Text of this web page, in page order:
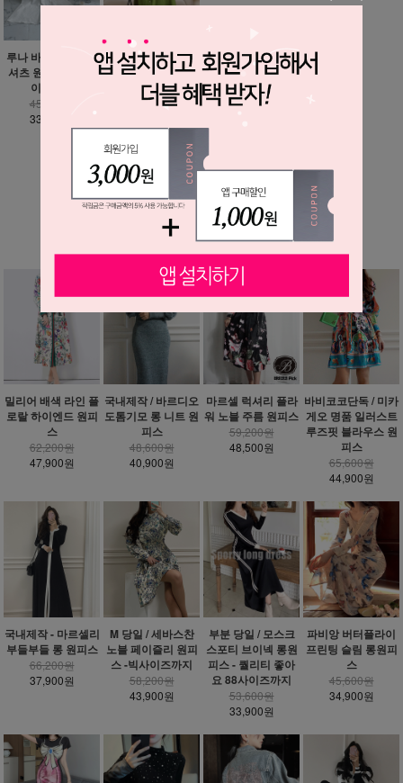
루나 바스락 루즈핏
셔츠 원피스 - 빅사
이즈까지
45,600원
33,900원
올리브 그린 셔츠 원
피스
45,900원
35,900원
MORE ▼
베스트 상품
밀리어 배색 라인 플
로랄 하이엔드 원피
스
62,200원
47,900원
국내제작 / 바르디오
도톰기모 롱 니트 원
피스
48,600원
40,900원
마르셀 럭셔리 플라
워 노블 주름 원피스
59,200원
48,500원
바비코코단독 / 미카
게오 명품 일러스트
루즈핏 블라우스 원
피스
65,600원
44,900원
국내제작 - 마르셀리
부들부들 롱 원피스
66,200원
37,900원
M 당일 / 세바스찬
노블 페이즐리 원피
스 -빅사이즈까지
58,200원
43,900원
부분 당일 / 모스크
스포티 브이넥 롱원
피스 - 퀄리티 좋아
요 88사이즈까지
53,600원
33,900원
파비앙 버터플라이
프린팅 슬림 롱원피
스
45,600원
34,900원